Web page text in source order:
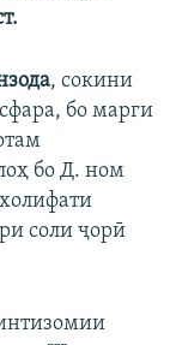
, сокини
бо марги
бо Д. ном
соли ҷорӣ